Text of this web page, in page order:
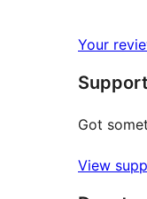
Your
Support
Got
View